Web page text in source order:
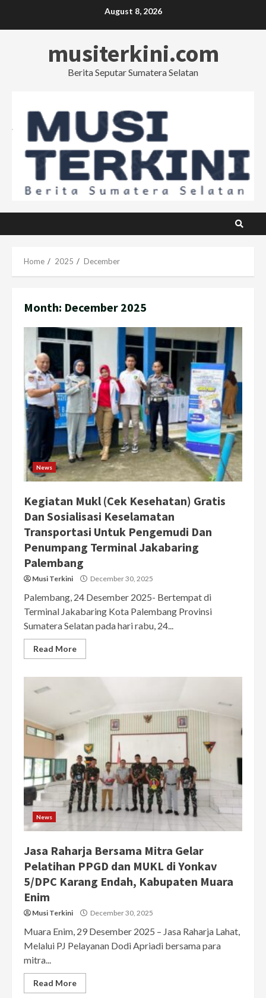
August 8, 2026
musiterkini.com
Berita Seputar Sumatera Selatan
Home 2025 December
Month: December 2025
News
Kegiatan Mukl (Cek Kesehatan) Gratis
Dan Sosialisasi Keselamatan
Transportasi Untuk Pengemudi Dan
Penumpang Terminal Jakabaring
Palembang
Musi Terkini December 30, 2025
Palembang, 24 Desember 2025- Bertempat di
Terminal Jakabaring Kota Palembang Provinsi
Sumatera Selatan pada hari rabu, 24...
Read More
News
Jasa Raharja Bersama Mitra Gelar
Pelatihan PPGD dan MUKL di Yonkav
5/DPC Karang Endah, Kabupaten Muara
Enim
Musi Terkini December 30, 2025
Muara Enim, 29 Desember 2025 – Jasa Raharja Lahat,
Melalui PJ Pelayanan Dodi Apriadi bersama para
mitra...
Read More